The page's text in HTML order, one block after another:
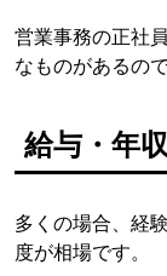
営業事務の正社
なものがあるの
給与・年
多くの場合、経
度が相場です。